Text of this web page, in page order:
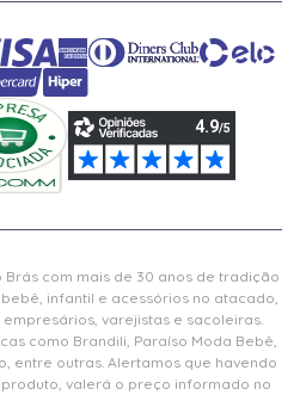
com mais de 30 anos de tradição
infantil e acessórios no atacado,
varejistas e sacoleiras.
como Brandili, Paraíso Moda Bebê,
entre outras. Alertamos que havendo
valerá o preço informado no